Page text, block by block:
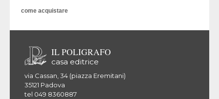
come acquistare
IL POLIGRAFO
casa editrice
via Cassan, 34 (piazza Eremitani)
35121 Padova
tel 049 8360887